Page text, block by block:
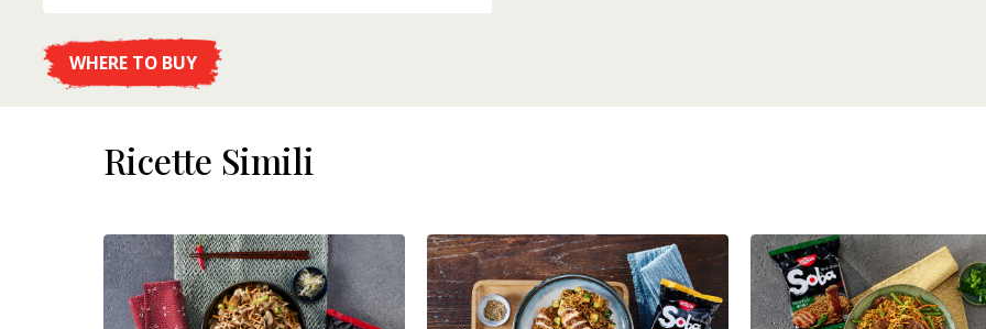
WHERE TO BUY
Ricette Simili